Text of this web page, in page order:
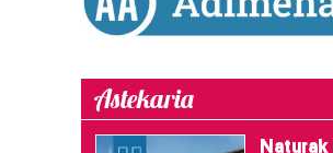
dezakezun ikusteko.
buruzko informazio gehiago eta ezarri
datuen atalean. Edozein unetan alda
Astekaria